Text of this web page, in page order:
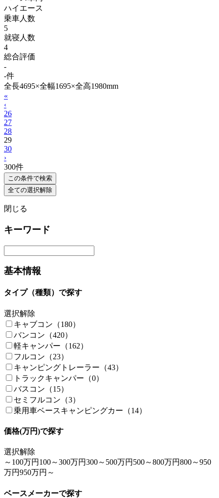
ハイエース
乗車人数
5
就寝人数
4
総合評価
-
-件
全長4695×全幅1695×全高1980mm
«
‹
26
27
28
29
30
›
300件
この条件で検索
全ての選択解除
閉じる
キーワード
基本情報
タイプ（種類）で探す
選択解除
キャブコン（180）
バンコン（420）
軽キャンパー（162）
フルコン（23）
キャンピングトレーラー（43）
トラックキャンパー（0）
バスコン（15）
セミフルコン（3）
乗用車ベースキャンピングカー（14）
価格(万円)で探す
選択解除
～100万円 100～300万円300～500万円 500～800万円800～950
万円950万円～
ベースメーカーで探す